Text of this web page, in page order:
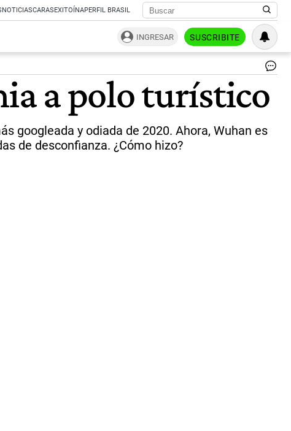
NOTICIASCARASEXITOÍNAPERFIL BRASIL
INGRESAR SUSCRIBITE
a polo turístico
googleada y odiada de 2020. Ahora, Wuhan es
de desconfianza. ¿Cómo hizo?